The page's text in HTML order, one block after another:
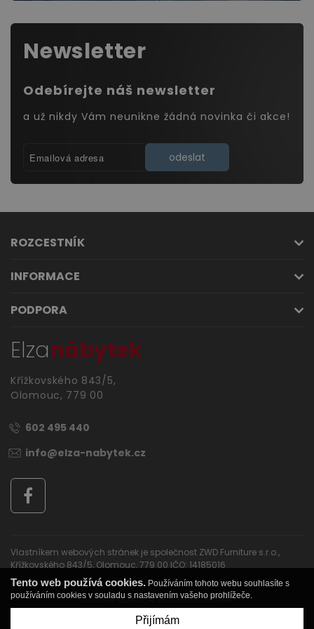
Newsletter
Odebírejte náš newsletter
a už nikdy Vám neunikne žádná novinka či akce!
odeslat
ROZCESTNÍK
INFORMACE
PODPORA
Elzanábytek
Křížkovského 843/5,
Olomouc, 779 00
602 495 440
info@elza-nabytek.cz
Vlastníkem webových stránek je společnost ZWD Furniture s.r.o.,
Křížkovského 843/5, Olomouc, 779 00 IČO: 14185016
OSOBNÍ ÚDAJE A JEJICH OCHRANA
Copyright © Elza nábytek
Tento web používá cookies. Používáním tohoto webu souhlasíte s
používáním cookies v souladu s nastavením vašeho prohlížeče.
Přijímám